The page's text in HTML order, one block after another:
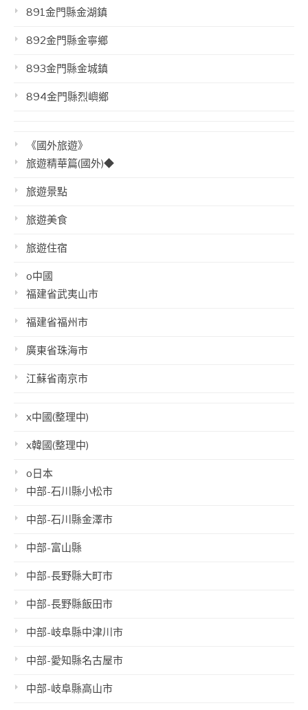
891金門縣金湖鎮
892金門縣金寧鄉
893金門縣金城鎮
894金門縣烈嶼鄉
《國外旅遊》
旅遊精華篇(國外)◆
旅遊景點
旅遊美食
旅遊住宿
o中國
福建省武夷山市
福建省福州市
廣東省珠海市
江蘇省南京市
x中國(整理中)
x韓國(整理中)
o日本
中部-石川縣小松市
中部-石川縣金澤市
中部-富山縣
中部-長野縣大町市
中部-長野縣飯田市
中部-岐阜縣中津川市
中部-愛知縣名古屋市
中部-岐阜縣高山市